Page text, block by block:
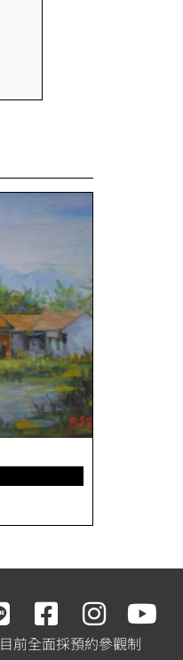
目前全面採預約參觀制